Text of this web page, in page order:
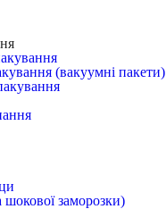
(вакуумні пакети)
заморозки)